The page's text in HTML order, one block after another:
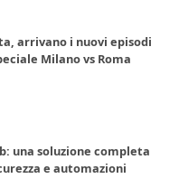
arrivano i nuovi episodi
Milano vs Roma
una soluzione completa
e automazioni